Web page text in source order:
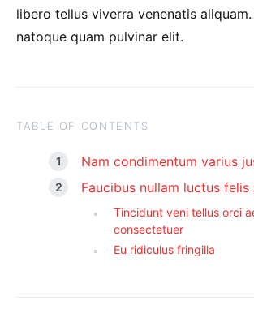
libero tellus viverra venenatis
natoque quam pulvinar elit.
TABLE OF CONTENTS
Nam condimentum varius
Faucibus nullam luctus
Tincidunt veni tellus orci
consectetuer
Eu ridiculus fringilla